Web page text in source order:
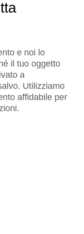
e noi lo
il tuo oggetto
a
Utilizziamo
affidabile per